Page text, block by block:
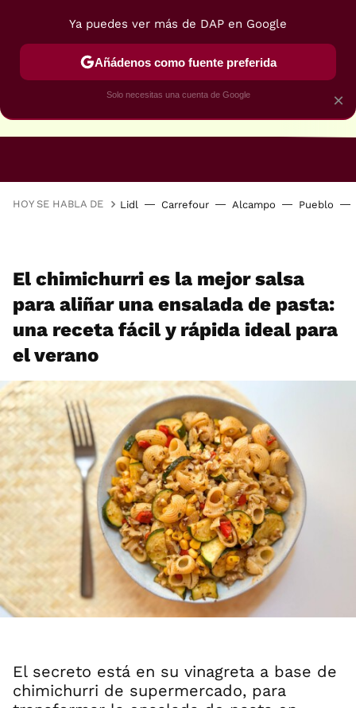
HOY SE HABLA DE Lidl Carrefour Alcampo Pueblo
El chimichurri es la mejor salsa
para aliñar una ensalada de pasta:
una receta fácil y rápida ideal para
el verano
El secreto está en su vinagreta a base de
chimichurri de supermercado, para
×
Ya puedes ver más de DAP en Google
Añádenos como fuente preferida
Solo necesitas una cuenta de Google